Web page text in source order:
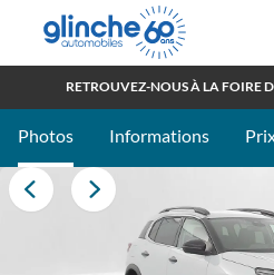
RETROUVEZ-NOUS À LA FOIRE
OUVERT TOUT
Photos Informations